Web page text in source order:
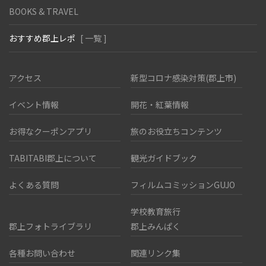
BOOKS & TRAVEL
おすすめ郡上レポ [ 一覧 ]
アクセス 新型コロナ感染対策(郡上市)
イベント情報 開花・紅葉情報
お得なクーポンアプリ 旅のお役立ちコンテンツ
TABITABI郡上について 観光ガイドブック
よくある質問 フィルムコミッションGUJO
郡上フォトライブラリ
学校教育旅行
郡上みんぱく
各種お問い合わせ 関連リンク集